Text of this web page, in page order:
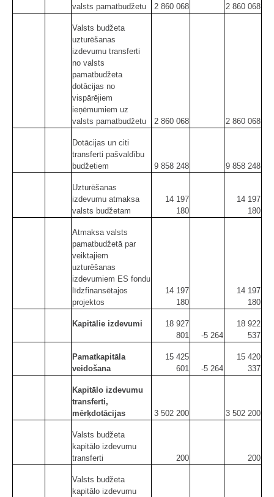
valsts pamatbudžetu
2 860 068 2 860 068
Valsts budžeta
uzturēšanas
izdevumu transferti
no valsts
pamatbudžeta
dotācijas no
vispārējiem
ieņēmumiem uz
valsts pamatbudžetu
2 860 068 2 860 068
Dotācijas un citi
transferti pašvaldību
budžetiem
9 858 248 9 858 248
Uzturēšanas
izdevumu atmaksa
valsts budžetam
14 197
180
14 197
180
Atmaksa valsts
pamatbudžetā par
veiktajiem
uzturēšanas
izdevumiem ES fondu
līdzfinansētajos
projektos
14 197
180
14 197
180
Kapitālie izdevumi
18 927
801
-5 264
18 922
537
Pamatkapitāla
veidošana
15 425
601
-5 264
15 420
337
Kapitālo izdevumu
transferti,
mērķdotācijas
3 502 200 3 502 200
Valsts budžeta
kapitālo izdevumu
transferti
200 200
Valsts budžeta
kapitālo izdevumu